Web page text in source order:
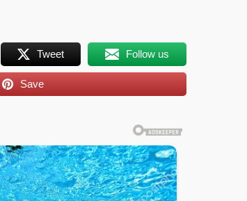
Tweet Follow us
Save